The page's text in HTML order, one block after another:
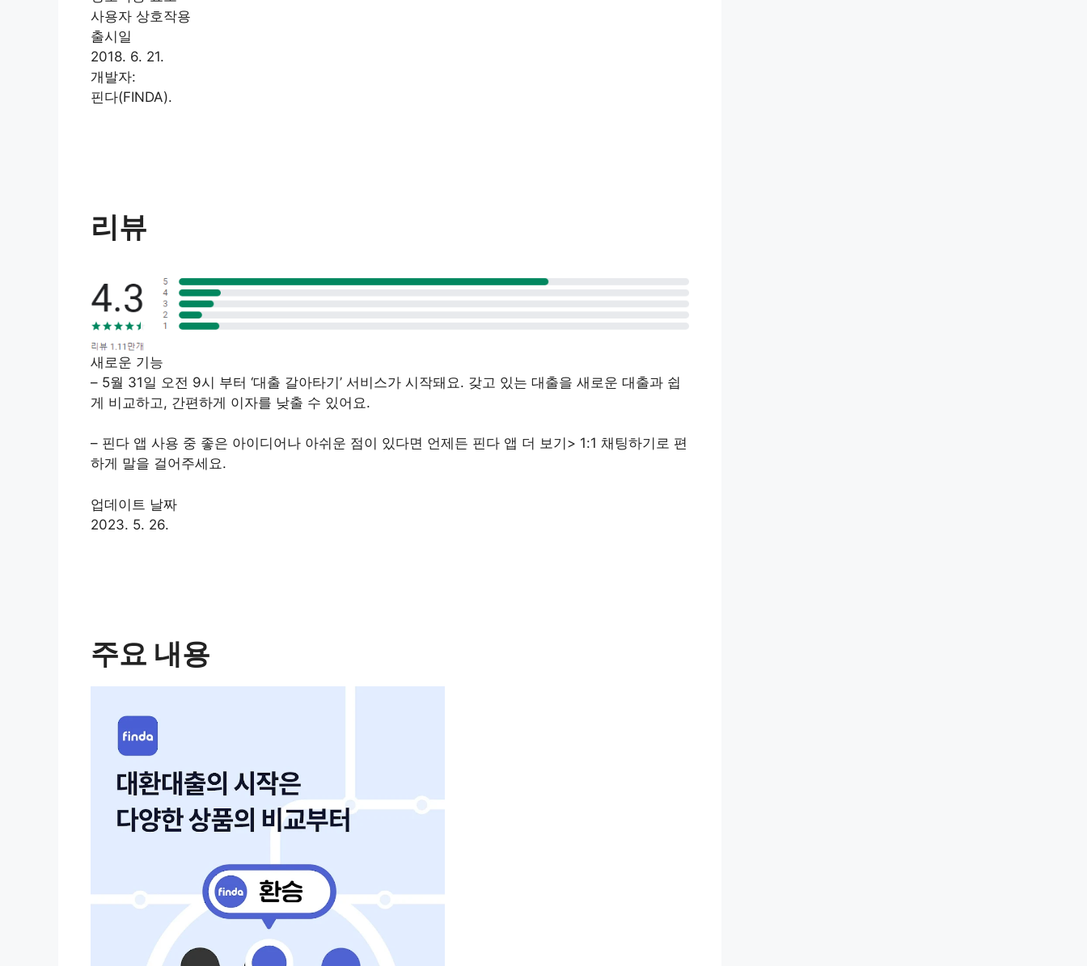
사용자 상호작용
출시일
2018. 6. 21.
개발자:
핀다(FINDA).
리뷰
새로운 기능
– 5월 31일 오전 9시 부터 ‘대출 갈아타기’ 서비스가 시작돼요. 갖고 있는 대출을 새로운 대출과 쉽
게 비교하고, 간편하게 이자를 낮출 수 있어요.
– 핀다 앱 사용 중 좋은 아이디어나 아쉬운 점이 있다면 언제든 핀다 앱 더 보기> 1:1 채팅하기로 편
하게 말을 걸어주세요.
업데이트 날짜
2023. 5. 26.
주요 내용